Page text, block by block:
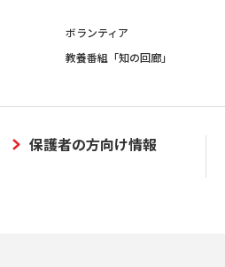
ボランティア
教養番組「知の回廊」
保護者の方向け情報